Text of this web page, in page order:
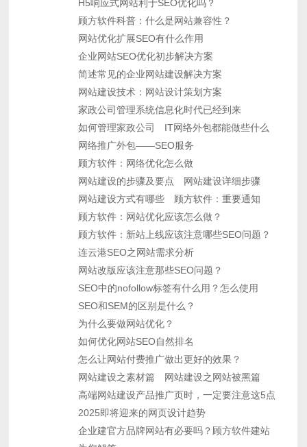
H5响应式网站利于SEO优化吗？
顾方软件科普：什么是网站兼容性？
网站优化扩展SEO有什么作用
企业网站SEO优化初步解决方案
简述常见的企业网站建设解决方案
网站建设技术：网站设计策划方案
家政公司管理系统信息化时代已经到来
如何管理家政公司
IT网络外包都能做些什么
网络推广外包——SEO服务
顾方软件：网络优化怎么做
网站建设的步骤及要点
网站建设详细步骤
网站建设方式有哪些
顾方软件：重要通知
顾方软件：网站优化应该怎么做？
顾方软件：新站上线应该注意哪些SEO问题？
连云港SEO之网站需求分析
网站改版应该注意那些SEO问题？
SEO中的nofollow标签有什么用？怎么使用
SEO和SEM的区别是什么？
为什么要做网站优化？
如何优化网站SEO自然排名
怎么让网站付费推广做出更好的效果？
网站建设之素材篇
网站建设之网站被黑篇
高端网站建设产品推广页时，一定要注意这5点
2025即将迎来的网页设计趋势
企业建官方品牌网站有必要吗？顾方软件建站